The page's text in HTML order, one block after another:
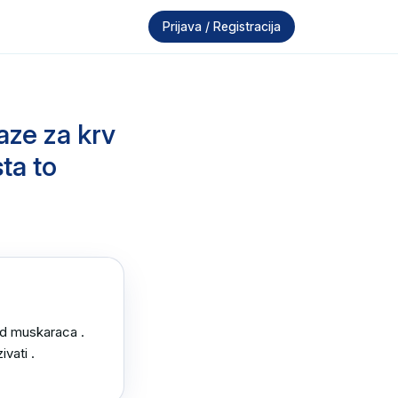
Prijava / Registracija
za krv
to
muskaraca .
.